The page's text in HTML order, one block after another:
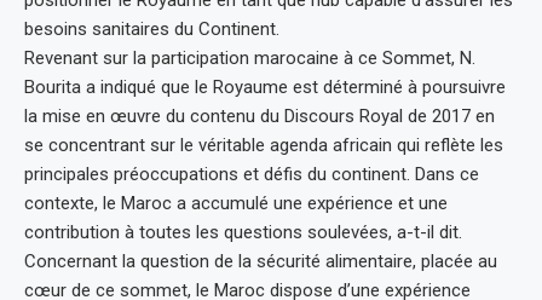
besoins sanitaires du Continent.
Revenant sur la participation marocaine à ce Sommet, N.
Bourita a indiqué que le Royaume est déterminé à poursuivre
la mise en œuvre du contenu du Discours Royal de 2017 en
se concentrant sur le véritable agenda africain qui reflète les
principales préoccupations et défis du continent. Dans ce
contexte, le Maroc a accumulé une expérience et une
contribution à toutes les questions soulevées, a-t-il dit.
Concernant la question de la sécurité alimentaire, placée au
cœur de ce sommet, le Maroc dispose d’une expérience